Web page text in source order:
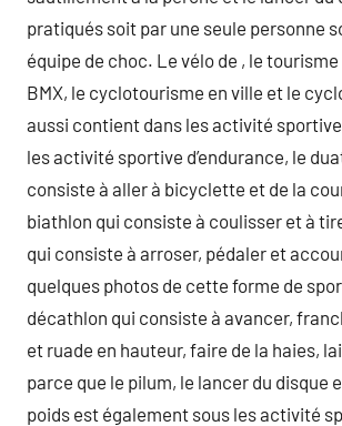
pratiqués soit par une seule personne
équipe de choc. Le vélo de , le
BMX, le cyclotourisme en ville et le
aussi contient dans les activité
les activité sportive d’endurance, le
consiste à aller à bicyclette et de la
biathlon qui consiste à coulisser et à
qui consiste à arroser, pédaler et
quelques photos de cette forme de
décathlon qui consiste à avancer,
et ruade en hauteur, faire de la haies,
parce que le pilum, le lancer du disque
poids est également sous les activité